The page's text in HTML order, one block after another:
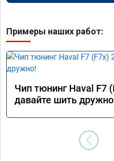
Примеры наших работ:
Чип тюнинг Haval F7
давайте шить